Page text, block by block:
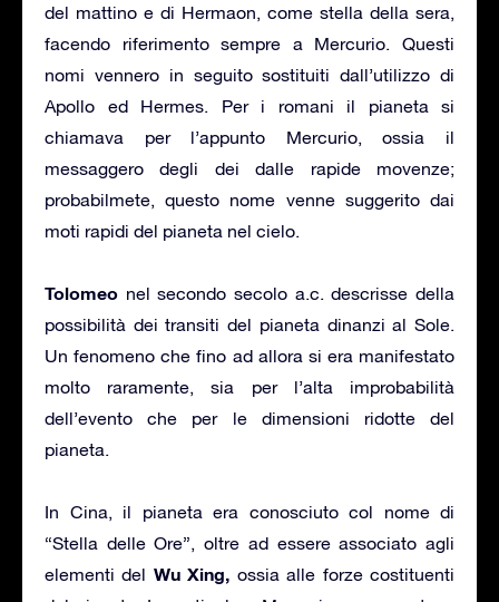
del mattino e di Hermaon, come stella della sera,
facendo riferimento sempre a Mercurio. Questi
nomi vennero in seguito sostituiti dall’utilizzo di
Apollo ed Hermes. Per i romani il pianeta si
chiamava per l’appunto Mercurio, ossia il
messaggero degli dei dalle rapide movenze;
probabilmete, questo nome venne suggerito dai
moti rapidi del pianeta nel cielo.
Tolomeo nel secondo secolo a.c. descrisse della
possibilità dei transiti del pianeta dinanzi al Sole.
Un fenomeno che fino ad allora si era manifestato
molto raramente, sia per l’alta improbabilità
dell’evento che per le dimensioni ridotte del
pianeta.
In Cina, il pianeta era conosciuto col nome di
“Stella delle Ore”, oltre ad essere associato agli
elementi del Wu Xing, ossia alle forze costituenti